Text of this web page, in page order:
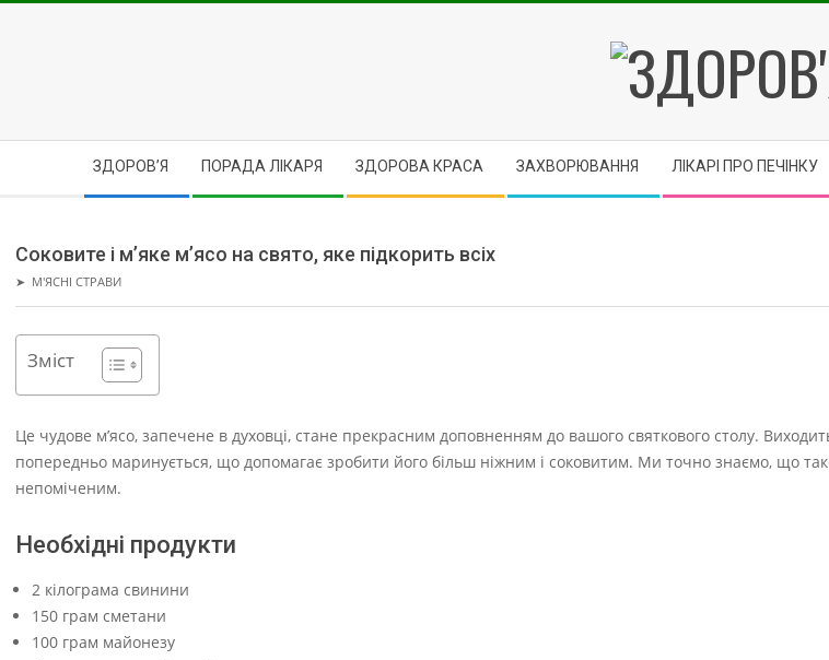
ЗДОРОВ’Я ПОРАДА ЛІКАРЯ ЗДОРОВА КРАСА ЗАХВОРЮВАННЯ ЛІКАРІ ПРО ПЕЧІНКУ
Соковите і м’яке м’ясо на свято, яке підкорить всіх
➤ М'ЯСНІ СТРАВИ
Зміст
Це чудове м’ясо, запечене в духовці, стане прекрасним доповненням до вашого святкового столу.
попередньо маринується, що допомагає зробити його більш ніжним і соковитим. Ми точно знаємо, що
непоміченим.
Необхідні продукти
2 кілограма свинини
150 грам сметани
100 грам майонезу